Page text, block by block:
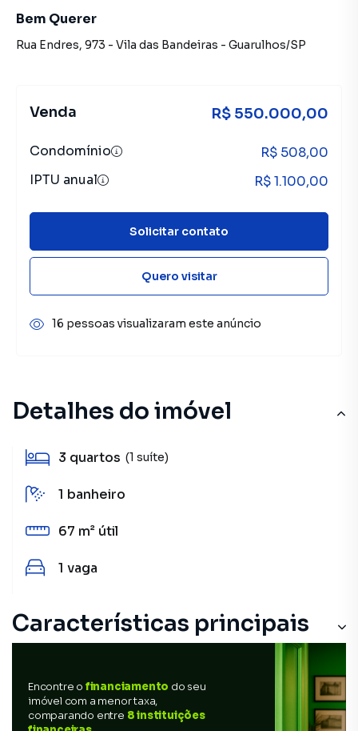
Detalhes do imóvel
3 quartos (1 suíte)
1 banheiro
67 m² útil
1 vaga
Características principais
Encontre o financiamento do seu
imóvel com a menor taxa,
comparando entre 8 instituições
Bem Querer
Rua Endres, 973 - Vila das Bandeiras - Guarulhos/SP
Venda R$ 550.000,00
Condomínio
R$ 508,00
IPTU anual
R$ 1.100,00
Solicitar contato
Quero visitar
16 pessoas visualizaram este anúncio